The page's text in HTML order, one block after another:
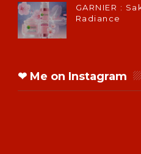
GARNIER :
Radiance
❤ Me on Instagram